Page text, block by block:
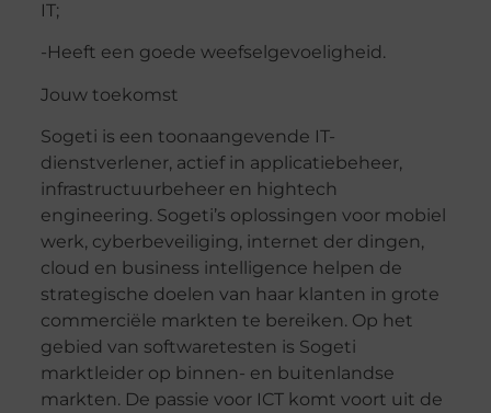
IT;
-Heeft een goede weefselgevoeligheid.
Jouw toekomst
Sogeti is een toonaangevende IT-
dienstverlener, actief in applicatiebeheer,
infrastructuurbeheer en hightech
engineering. Sogeti’s oplossingen voor mobiel
werk, cyberbeveiliging, internet der dingen,
cloud en business intelligence helpen de
strategische doelen van haar klanten in grote
commerciële markten te bereiken. Op het
gebied van softwaretesten is Sogeti
marktleider op binnen- en buitenlandse
markten. De passie voor ICT komt voort uit de